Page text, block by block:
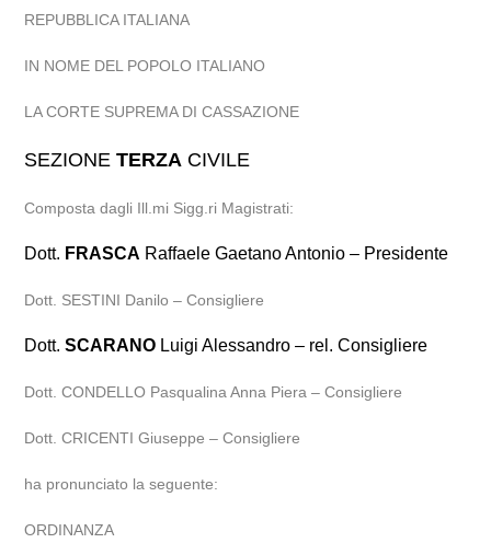
REPUBBLICA ITALIANA
IN NOME DEL POPOLO ITALIANO
LA CORTE SUPREMA DI CASSAZIONE
SEZIONETERZA CIVILE
Composta dagli Ill.mi Sigg.ri Magistrati:
Dott. FRASCA Raffaele Gaetano Antonio – Presidente
Dott. SESTINI Danilo – Consigliere
Dott.SCARANO Luigi Alessandro – rel. Consigliere
Dott. CONDELLO Pasqualina Anna Piera – Consigliere
Dott. CRICENTI Giuseppe – Consigliere
ha pronunciato la seguente:
ORDINANZA